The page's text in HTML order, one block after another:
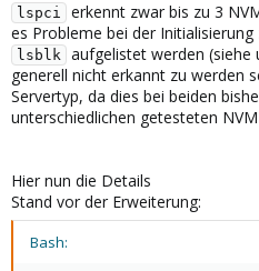
lspci
erkennt zwar bis zu 3
es Probleme bei der
lsblk aufgelistet werden (siehe
generell nicht erkannt zu werden
Servertyp, da dies bei beiden
unterschiedlichen getesteten
Hier nun die Details
Stand vor der Erweiterung:
Bash: